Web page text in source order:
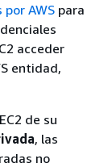
AWS para
acceder
entidad,
de su
, las
no